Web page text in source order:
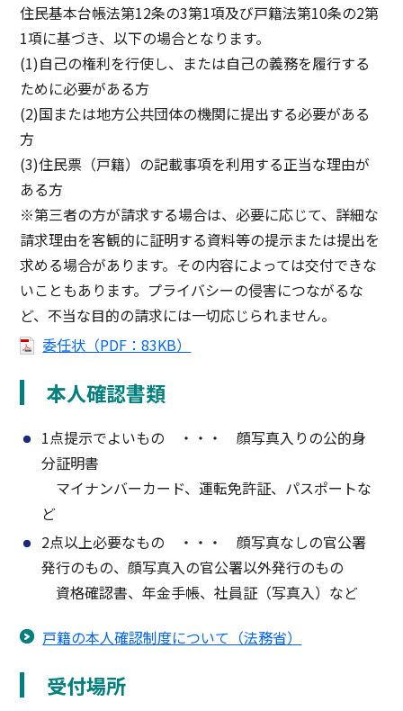
住民基本台帳法第12条の3第1項及び戸籍法第10条の2第
1項に基づき、以下の場合となります。
(1)自己の権利を行使し、または自己の義務を履行する
ために必要がある方
(2)国または地方公共団体の機関に提出する必要がある
方
(3)住民票（戸籍）の記載事項を利用する正当な理由が
ある方
※第三者の方が請求する場合は、必要に応じて、詳細な
請求理由を客観的に証明する資料等の提示または提出を
求める場合があります。その内容によっては交付できな
いこともあります。プライバシーの侵害につながるな
ど、不当な目的の請求には一切応じられません。
委任状（PDF：83KB）
本人確認書類
1点提示でよいもの ・・・ 顔写真入りの公的身
分証明書
マイナンバーカード、運転免許証、パスポートな
ど
2点以上必要なもの ・・・ 顔写真なしの官公署
発行のもの、顔写真入の官公署以外発行のもの
資格確認書、年金手帳、社員証（写真入）など
戸籍の本人確認制度について（法務省）
受付場所